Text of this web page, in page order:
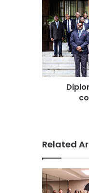
p
l
o
m
a
t
i
h
a
d
r
e
Related